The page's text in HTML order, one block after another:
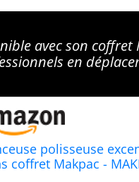
avec son
en
polisseuse
coffret Makpac -